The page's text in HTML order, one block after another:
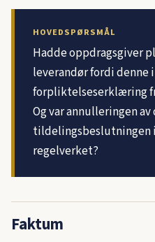
HOVEDSPØRSMÅL
Hadde oppdragsgiver
leverandør fordi denne
forpliktelseserklæring
Og var annulleringen
tildelingsbeslutningen i
regelverket?
Faktum